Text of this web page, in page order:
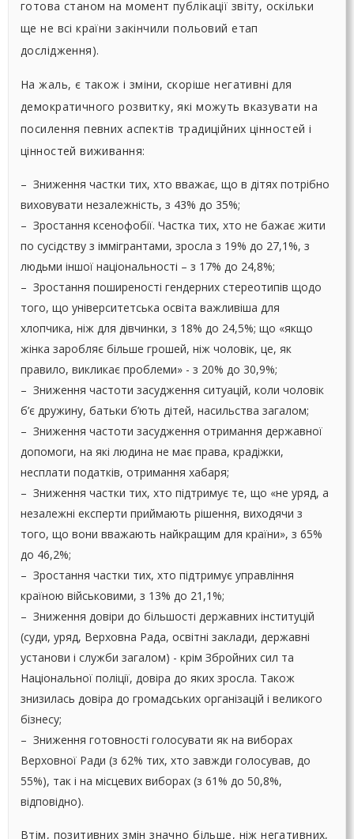
готова станом на момент публікації звіту, оскільки
ще не всі країни закінчили польовий етап
дослідження).
На жаль, є також і зміни, скоріше негативні для
демократичного розвитку, які можуть вказувати на
посилення певних аспектів традиційних цінностей і
цінностей виживання:
– Зниження частки тих, хто вважає, що в дітях потрібно
виховувати незалежність, з 43% до 35%;
– Зростання ксенофобії. Частка тих, хто не бажає жити
по сусідству з іммігрантами, зросла з 19% до 27,1%, з
людьми іншої національності – з 17% до 24,8%;
– Зростання поширеності гендерних стереотипів щодо
того, що університетська освіта важливіша для
хлопчика, ніж для дівчинки, з 18% до 24,5%; що «якщо
жінка заробляє більше грошей, ніж чоловік, це, як
правило, викликає проблеми» - з 20% до 30,9%;
– Зниження частоти засудження ситуацій, коли чоловік
б’є дружину, батьки б’ють дітей, насильства загалом;
– Зниження частоти засудження отримання державної
допомоги, на які людина не має права, крадіжки,
несплати податків, отримання хабаря;
– Зниження частки тих, хто підтримує те, що «не уряд, а
незалежні експерти приймають рішення, виходячи з
того, що вони вважають найкращим для країни», з 65%
до 46,2%;
– Зростання частки тих, хто підтримує управління
країною військовими, з 13% до 21,1%;
– Зниження довіри до більшості державних інституцій
(суди, уряд, Верховна Рада, освітні заклади, державні
установи і служби загалом) - крім Збройних сил та
Національної поліції, довіра до яких зросла. Також
знизилась довіра до громадських організацій і великого
бізнесу;
– Зниження готовності голосувати як на виборах
Верховної Ради (з 62% тих, хто завжди голосував, до
55%), так і на місцевих виборах (з 61% до 50,8%,
відповідно).
Втім, позитивних змін значно більше, ніж негативних,